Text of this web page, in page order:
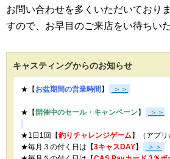
お問い合わせを多くいただいており
すので、お早目のご来店をい待ちい
キャスティングからのお知らせ
★【お盆期間の営業時間】 ＞＞
★【開催中のセール・キャンペーン】 ＞＞
★1日1回【釣りチャレンジゲーム】（アプリ
★毎月３の付く日は【3キャスDAY】
＞＞